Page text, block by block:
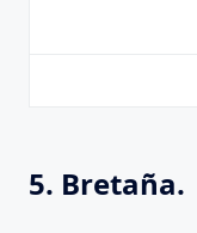
5. Bretaña.